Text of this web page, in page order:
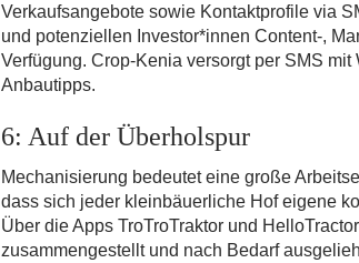
Verkaufsangebote sowie Kontaktprofile via
und potenziellen Investor*innen Content-,
Verfügung. Crop-Kenia versorgt per SMS
Anbautipps.
6: Auf der Überholspur
Mechanisierung bedeutet eine große
dass sich jeder kleinbäuerliche Hof eigene
Über die Apps TroTroTraktor und
zusammengestellt und nach Bedarf